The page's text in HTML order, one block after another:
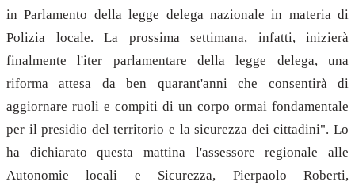
in Parlamento della legge delega nazionale in materia di
Polizia locale. La prossima settimana, infatti, inizierà
finalmente l'iter parlamentare della legge delega, una
riforma attesa da ben quarant'anni che consentirà di
aggiornare ruoli e compiti di un corpo ormai fondamentale
per il presidio del territorio e la sicurezza dei cittadini". Lo
ha dichiarato questa mattina l'assessore regionale alle
Autonomie locali e Sicurezza, Pierpaolo Roberti,